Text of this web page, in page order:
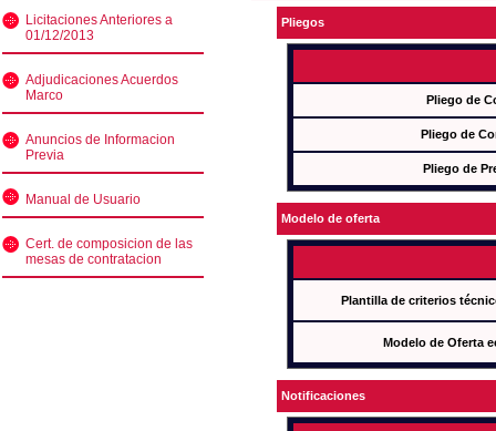
Licitaciones Anteriores a
01/12/2013
Adjudicaciones Acuerdos
Marco
Anuncios de Informacion
Previa
Manual de Usuario
Cert. de composicion de las
mesas de contratacion
Pliegos
Pliego de
Pliego de
Pliego de
Modelo de oferta
Plantilla de criterios
Modelo de Oferta
Notificaciones